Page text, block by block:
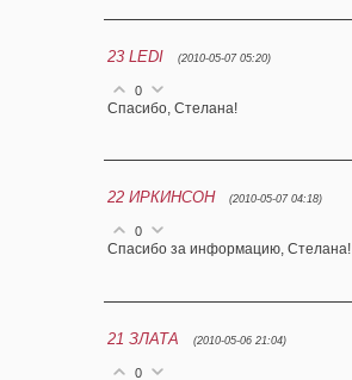
23 LEDI (2010-05-07 05:20)
0
Спасибо, Стелана!
22 ИРКИНСОН (2010-05-07 04:18)
0
Cпасибо за информацию, Стелана!
21 ЗЛАТА (2010-05-06 21:04)
0